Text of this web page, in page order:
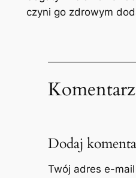
czyni go zdrowym
Dodaj
Twój adres e-